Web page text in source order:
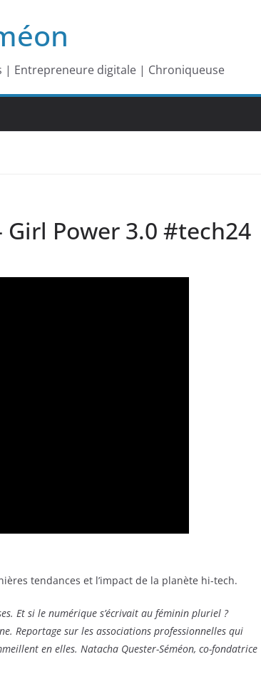
| Entrepreneure digitale | Chroniqueuse
Girl Power 3.0 #tech24
tendances et l’impact de la planète hi-tech.
Et si le numérique s’écrivait au féminin pluriel ?
Reportage sur les associations professionnelles qui
en elles. Natacha Quester-Séméon, co-fondatrice